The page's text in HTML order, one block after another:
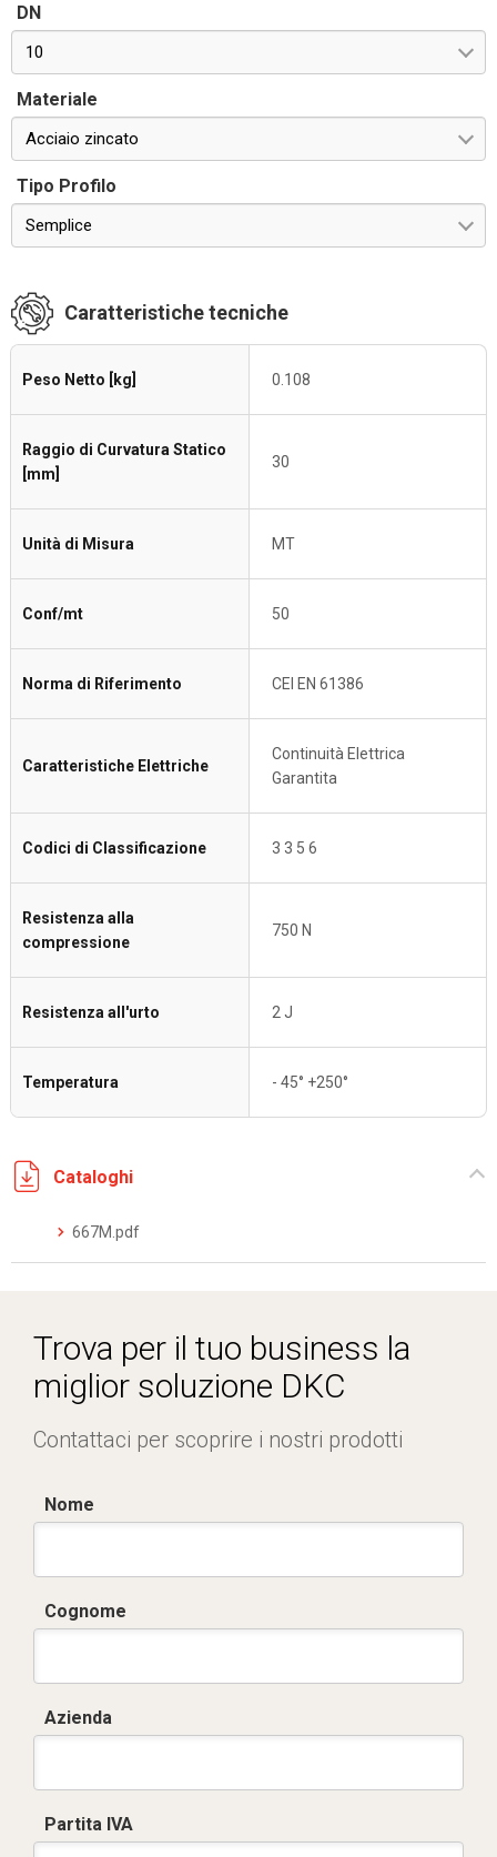
DN
10
Materiale
Acciaio zincato
Tipo Profilo
Semplice
Caratteristiche tecniche
Peso Netto [kg] 0.108
Raggio di Curvatura Statico
[mm]
30
Unità di Misura MT
Conf/mt 50
Norma di Riferimento CEI EN 61386
Caratteristiche Elettriche
Continuità Elettrica
Garantita
Codici di Classificazione 3 3 5 6
Resistenza alla
compressione
750 N
Resistenza all'urto 2 J
Temperatura - 45° +250°
Cataloghi
667M.pdf
Trova per il tuo business la
miglior soluzione DKC
Contattaci per scoprire i nostri prodotti
Nome
Cognome
Azienda
Partita IVA